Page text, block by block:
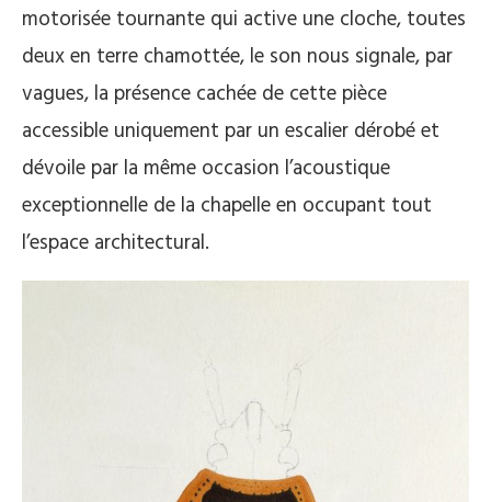
motorisée tournante qui active une cloche, toutes
deux en terre chamottée, le son nous signale, par
vagues, la présence cachée de cette pièce
accessible uniquement par un escalier dérobé et
dévoile par la même occasion l’acoustique
exceptionnelle de la chapelle en occupant tout
l’espace architectural.